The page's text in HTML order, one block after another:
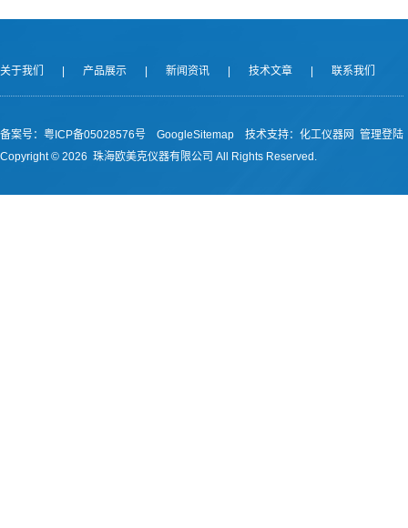
关于我们 产品展示 新闻资讯 技术文章 联系我们
备案号： 粤ICP备05028576号 GoogleSitemap 技术支持： 化工仪器网 管理登陆
Copyright © 2026 珠海欧美克仪器有限公司 All Rights Reserved.